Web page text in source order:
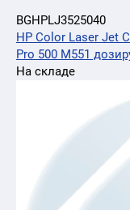
BGHPLJ3525040
HP Color Laser Jet
Pro 500 M551
На складе